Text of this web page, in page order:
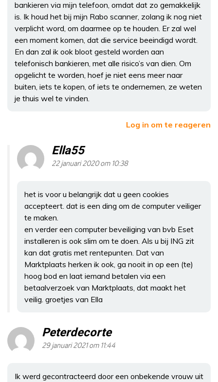
bankieren via mijn telefoon, omdat dat zo gemakkelijk
is. Ik houd het bij mijn Rabo scanner, zolang ik nog niet
verplicht word, om daarmee op te houden. Er zal wel
een moment komen, dat die service beeindigd wordt.
En dan zal ik ook bloot gesteld worden aan
telefonisch bankieren, met alle risico’s van dien. Om
opgelicht te worden, hoef je niet eens meer naar
buiten, iets te kopen, of iets te ondernemen, ze weten
je thuis wel te vinden.
Log in om te reageren
Ella55
22 januari 2020 om 10:38
het is voor u belangrijk dat u geen cookies
accepteert. dat is een ding om de computer veiliger
te maken.
en verder een computer beveiliging van bvb Eset
installeren is ook slim om te doen. Als u bij ING zit
kan dat gratis met rentepunten. Dat van
Marktplaats herken ik ook, ga nooit in op een (te)
hoog bod en laat iemand betalen via een
betaalverzoek van Marktplaats, dat maakt het
veilig. groetjes van Ella
Peterdecorte
29 januari 2021 om 11:44
Ik werd gecontracteerd door een onbekende vrouw uit